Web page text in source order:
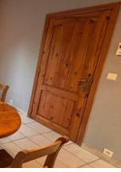
Neuve Salut ! Une
à Louvain-la-Neuve
de : Violette – la
me plonger dans un
Plutôt calme au...